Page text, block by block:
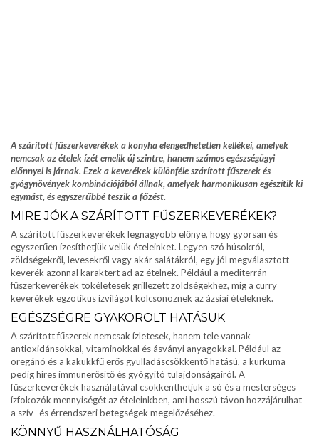
A szárított fűszerkeverékek a konyha elengedhetetlen kellékei, amelyek
nemcsak az ételek ízét emelik új szintre, hanem számos egészségügyi
előnnyel is járnak. Ezek a keverékek különféle szárított fűszerek és
gyógynövények kombinációjából állnak, amelyek harmonikusan egészítik ki
egymást, és egyszerűbbé teszik a főzést.
MIRE JÓK A SZÁRÍTOTT FŰSZERKEVERÉKEK?
A szárított fűszerkeverékek legnagyobb előnye, hogy gyorsan és
egyszerűen ízesíthetjük velük ételeinket. Legyen szó húsokról,
zöldségekről, levesekről vagy akár salátákról, egy jól megválasztott
keverék azonnal karaktert ad az ételnek. Például a mediterrán
fűszerkeverékek tökéletesek grillezett zöldségekhez, míg a curry
keverékek egzotikus ízvilágot kölcsönöznek az ázsiai ételeknek.
EGÉSZSÉGRE GYAKOROLT HATÁSUK
A szárított fűszerek nemcsak ízletesek, hanem tele vannak
antioxidánsokkal, vitaminokkal és ásványi anyagokkal. Például az
oregánó és a kakukkfű erős gyulladáscsökkentő hatású, a kurkuma
pedig híres immunerősítő és gyógyító tulajdonságairól. A
fűszerkeverékek használatával csökkenthetjük a só és a mesterséges
ízfokozók mennyiségét az ételeinkben, ami hosszú távon hozzájárulhat
a szív- és érrendszeri betegségek megelőzéséhez.
KÖNNYŰ HASZNÁLHATÓSÁG